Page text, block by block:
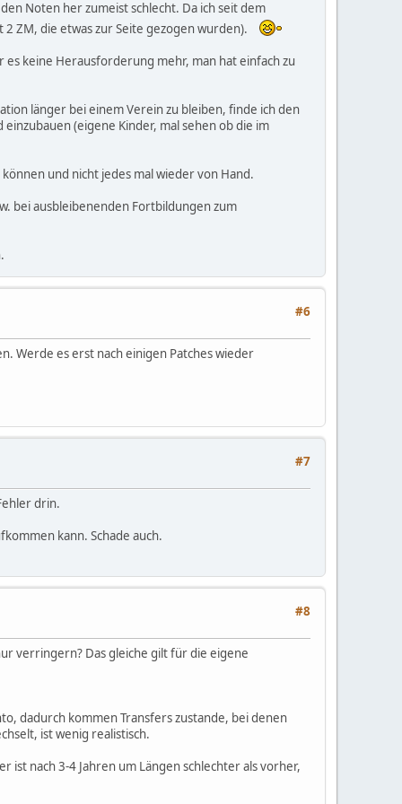
Noten her zumeist schlecht. Da ich seit dem
ZM, die etwas zur Seite gezogen wurden).
keine Herausforderung mehr, man hat einfach zu
länger bei einem Verein zu bleiben, finde ich den
(eigene Kinder, mal sehen ob die im
und nicht jedes mal wieder von Hand.
bei ausbleibenenden Fortbildungen zum
#6
Werde es erst nach einigen Patches wieder
#7
drin.
kann. Schade auch.
#8
verringern? Das gleiche gilt für die eigene
dadurch kommen Transfers zustande, bei denen
ist wenig realistisch.
nach 3-4 Jahren um Längen schlechter als vorher,